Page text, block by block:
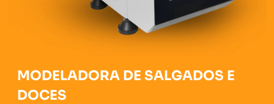
MODELADORA DE SALGADOS E
DOCES